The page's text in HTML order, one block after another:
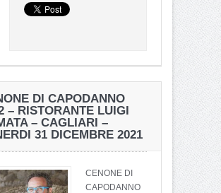
DI CAPODANNO
– RISTORANTE LUIGI
– CAGLIARI –
31 DICEMBRE 2021
CENONE DI
CAPODANNO